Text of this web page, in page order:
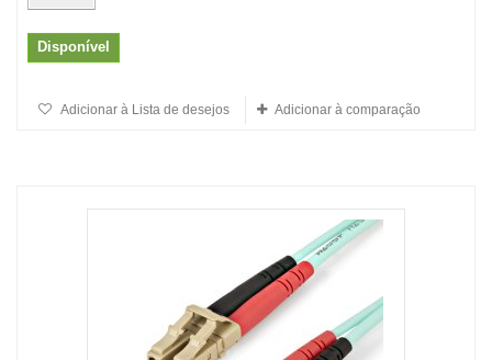
Disponível
Adicionar à Lista de desejos Adicionar à comparação